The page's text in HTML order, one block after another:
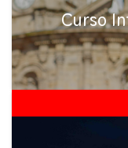
Curso